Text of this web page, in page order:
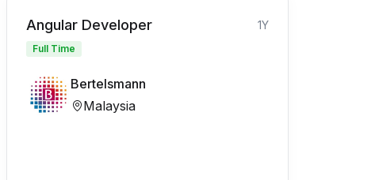
Angular Developer 1Y
Full Time
Bertelsmann
Malaysia